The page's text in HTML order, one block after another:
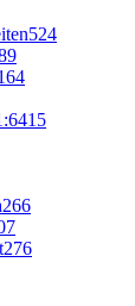
524
15
266
276